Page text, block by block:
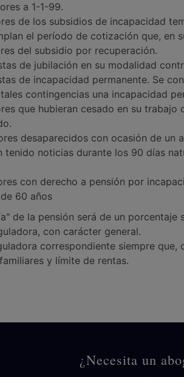
a 1-1-99.
de los subsidios de incapacidad
el período de cotización que, en
del subsidio por recuperación.
de jubilación en su modalidad
de incapacidad permanente. Se
contingencias una incapacidad
que hubieran cesado en su
desaparecidos con ocasión de un
tenido noticias durante los 90 días
con derecho a pensión por
60 años
de la pensión será de un porcentaje
con carácter general.
correspondiente siempre
y límite de rentas.
¿Necesita un